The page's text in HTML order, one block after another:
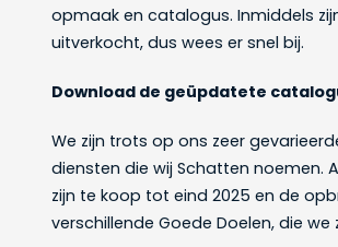
opmaak en catalogus. Inmiddels
uitverkocht, dus wees er snel bij.
Download de geüpdatete
We zijn trots op ons zeer
diensten die wij Schatten noemen.
zijn te koop tot eind 2025 en de
verschillende Goede Doelen, die we